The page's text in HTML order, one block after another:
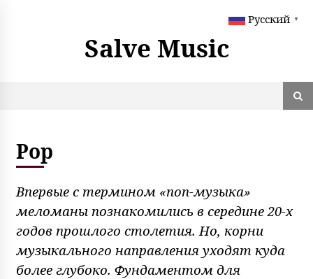
Salve Music
Pop
Впервые с термином «поп-музыка»
меломаны познакомились в середине 20-х
годов прошлого столетия. Но, корни
музыкального направления уходят куда
более глубоко. Фундаментом для
Русский ▼